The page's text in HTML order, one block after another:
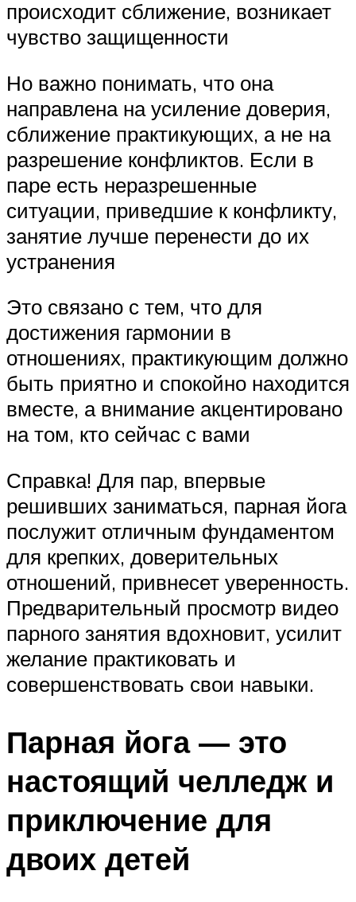
происходит сближение, возникает
чувство защищенности
Но важно понимать, что она
направлена на усиление доверия,
сближение практикующих, а не на
разрешение конфликтов. Если в
паре есть неразрешенные
ситуации, приведшие к конфликту,
занятие лучше перенести до их
устранения
Это связано с тем, что для
достижения гармонии в
отношениях, практикующим должно
быть приятно и спокойно находится
вместе, а внимание акцентировано
на том, кто сейчас с вами
Справка! Для пар, впервые
решивших заниматься, парная йога
послужит отличным фундаментом
для крепких, доверительных
отношений, привнесет уверенность.
Предварительный просмотр видео
парного занятия вдохновит, усилит
желание практиковать и
совершенствовать свои навыки.
Парная йога — это
настоящий челледж и
приключение для
двоих детей